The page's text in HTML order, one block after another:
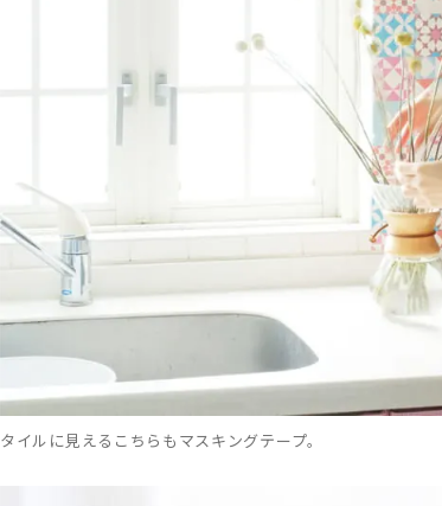
タイルに見えるこちらもマスキングテープ。